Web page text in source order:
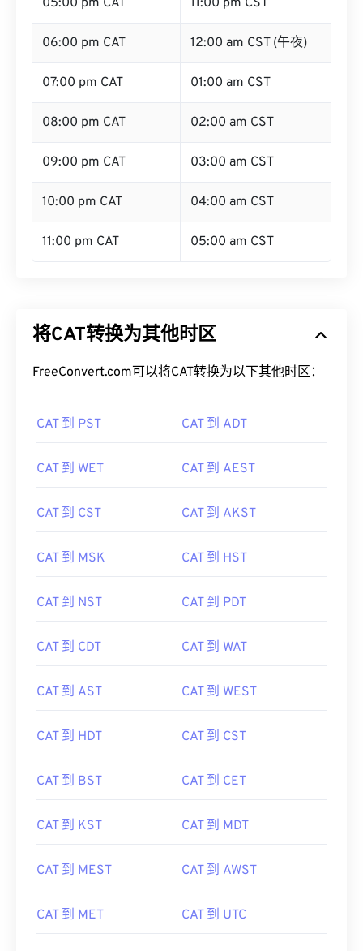
05:00 pm CAT 11:00 pm CST
06:00 pm CAT 12:00 am CST (午夜)
07:00 pm CAT 01:00 am CST
08:00 pm CAT 02:00 am CST
09:00 pm CAT 03:00 am CST
10:00 pm CAT 04:00 am CST
11:00 pm CAT 05:00 am CST
将CAT转换为其他时区
FreeConvert.com可以将CAT转换为以下其他时区：
CAT 到 PST CAT 到 ADT
CAT 到 WET CAT 到 AEST
CAT 到 CST CAT 到 AKST
CAT 到 MSK CAT 到 HST
CAT 到 NST CAT 到 PDT
CAT 到 CDT CAT 到 WAT
CAT 到 AST CAT 到 WEST
CAT 到 HDT CAT 到 CST
CAT 到 BST CAT 到 CET
CAT 到 KST CAT 到 MDT
CAT 到 MEST CAT 到 AWST
CAT 到 MET CAT 到 UTC